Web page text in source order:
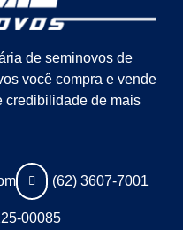
de seminovos de
você compra e vende
credibilidade de mais
(62) 3607-7001
00085